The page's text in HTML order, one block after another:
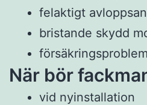
felaktigt
bristande skydd
När bör
vid nyinstallation